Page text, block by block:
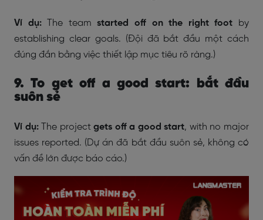
Ví dụ: The teamstarted off on the right foot
by
establishing clear goals. (Đội đã bắt đầu một cách
đúng đắn bằng việc thiết lập mục tiêu rõ ràng.)
9. To get off a good start: bắt đầu
suôn sẻ
Ví dụ: The projectgets off a good start, with no major
issues reported. (Dự án đã bắt đầu suôn sẻ, không có
vấn đề lớn được báo cáo.)